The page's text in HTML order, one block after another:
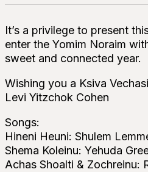
It’s a privilege to present
enter the Yomim Noraim
sweet and connected year.
Wishing you a Ksiva
Levi Yitzchok Cohen
Songs:
Hineni Heuni: Shulem
Shema Koleinu: Yehuda
Achas Shoalti & Zochreinu: